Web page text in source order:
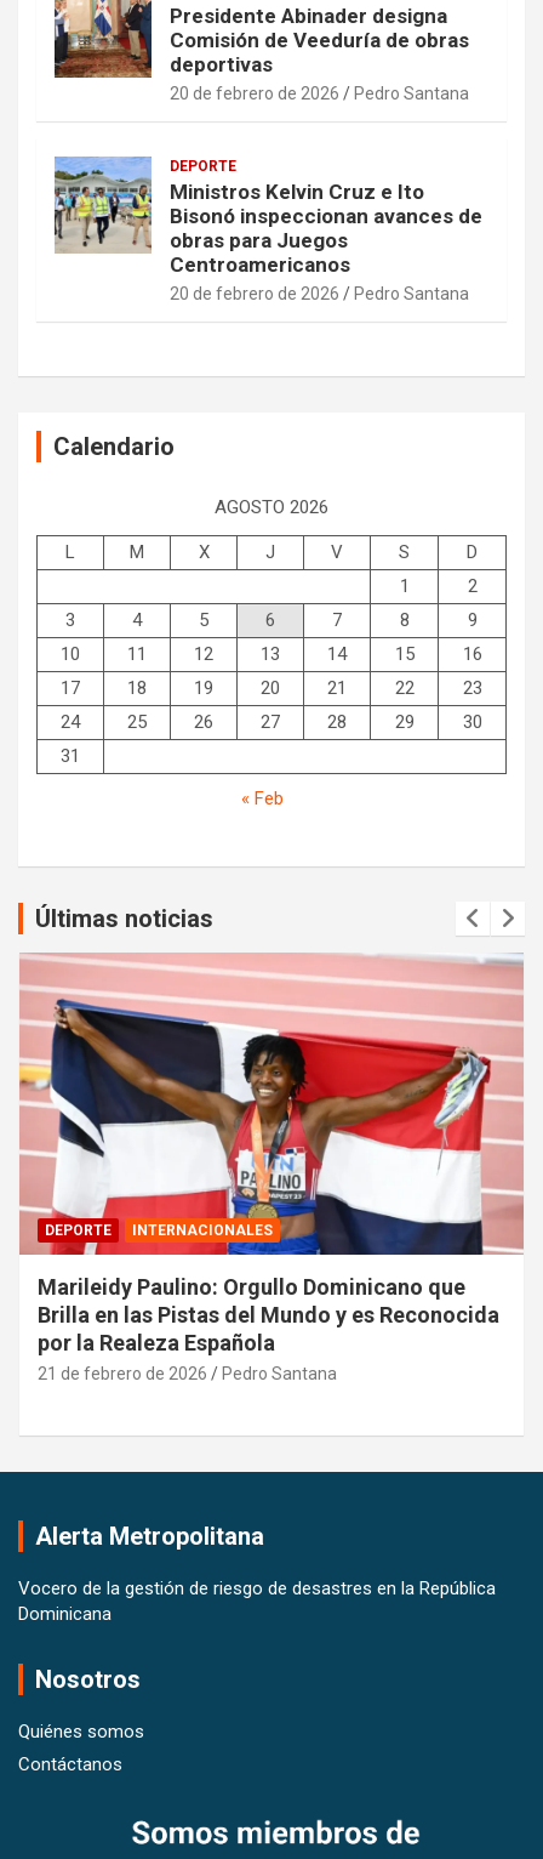
Presidente Abinader designa
Comisión de Veeduría de obras
deportivas
20 de febrero de 2026 Pedro Santana
DEPORTE
Ministros Kelvin Cruz e Ito
Bisonó inspeccionan avances de
obras para Juegos
Centroamericanos
20 de febrero de 2026 Pedro Santana
Calendario
AGOSTO 2026
L M X J V S
D
1
2
3
4 5 6 7 8
9
10
11 12 13 14 15
16
17
18 19 20 21 22
23
24
25 26 27 28 29
30
31
« Feb
Últimas noticias
DEPORTE INTERNACIONALES
Marileidy Paulino: Orgullo Dominicano que
Brilla en las Pistas del Mundo y es Reconocida
por la Realeza Española
21 de febrero de 2026 Pedro Santana
Alerta Metropolitana
Vocero de la gestión de riesgo de desastres en la República
Dominicana
Nosotros
Quiénes somos
Contáctanos